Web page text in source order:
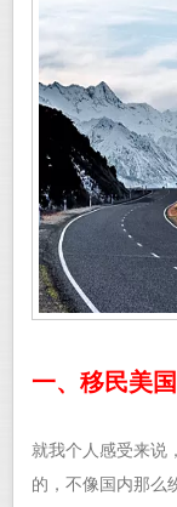
一、移民美
就我个人感受来说，
的，不像国内那么